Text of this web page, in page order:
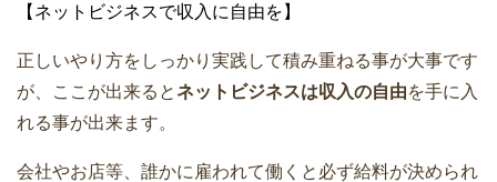
【ネットビジネスで収入に自由を】
正しいやり方をしっかり実践して積み重ねる事が大事です
が、ここが出来るとネットビジネスは収入の自由を手に入
れる事が出来ます。
会社やお店等、誰かに雇われて働くと必ず給料が決められ